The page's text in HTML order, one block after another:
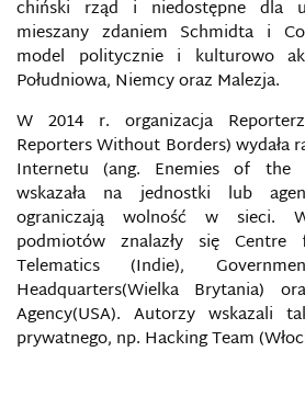
chiński rząd i niedostępne dla
mieszany zdaniem Schmidta i
model politycznie i kulturowo
Południowa, Niemcy oraz Malezja.
W 2014 r. organizacja
Reporters Without Borders) wydała
Internetu (ang. Enemies of
wskazała na jednostki lub
ograniczają wolność w sieci.
podmiotów znalazły się
Telematics (Indie),
Headquarters(Wielka Brytania)
Agency(USA). Autorzy wskazali
prywatnego, np. Hacking Team
BITWA WIELOOBSZAROWA
BIURO INFORMACJI I PRASY NATO
BLOKADA INFORMACYJNA
BOTNET
CAMBRIDGE ANALYTICA
CENTRUM ANALIZ PROPAGANDY I
CENTRUM DOSKONALENIA OBRONY